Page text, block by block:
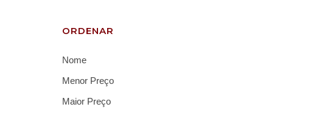
ORDENAR
Nome
Menor Preço
Maior Preço